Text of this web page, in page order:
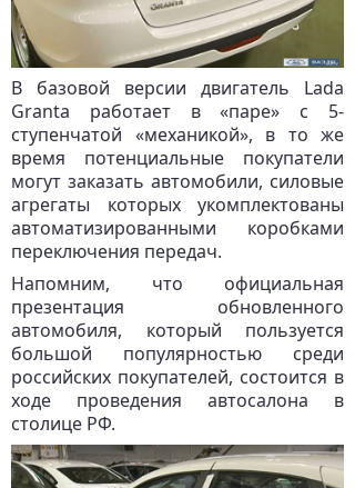
В базовой версии двигатель Lada
Granta работает в «паре» с 5-
ступенчатой «механикой», в то же
время потенциальные покупатели
могут заказать автомобили, силовые
агрегаты которых укомплектованы
автоматизированными коробками
переключения передач.
Напомним, что официальная
презентация обновленного
автомобиля, который пользуется
большой популярностью среди
российских покупателей, состоится в
ходе проведения автосалона в
столице РФ.